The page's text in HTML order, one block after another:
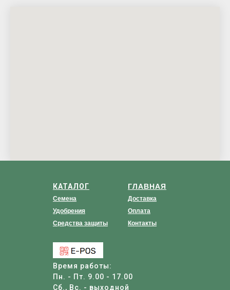
ГЛАВНАЯ
Доставка
Оплата
Контакты
Время работы:
Пн. - Пт. 9.00 - 17.00
Сб., Вс. - выходной
КАТАЛОГ
Семена
Удобрения
Средства защиты